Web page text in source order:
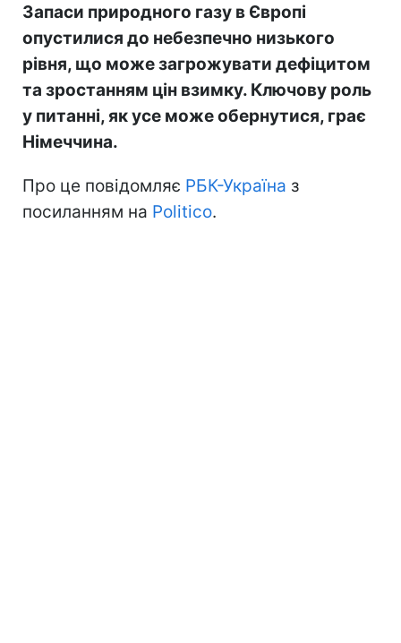
Запаси природного газу в Європі
опустилися до небезпечно низького
рівня, що може загрожувати дефіцитом
та зростанням цін взимку. Ключову роль
у питанні, як усе може обернутися, грає
Німеччина.
Про це повідомляє РБК-Україна з
посиланням на Politico.